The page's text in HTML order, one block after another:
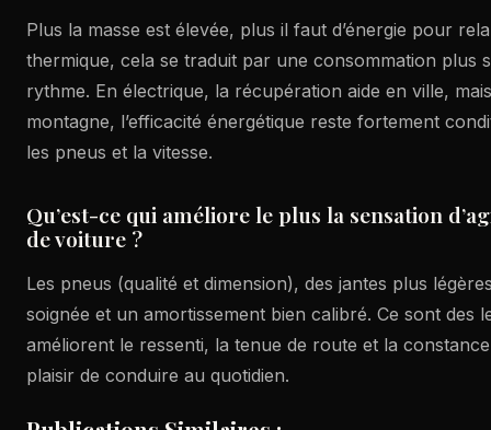
Plus la masse est élevée, plus il faut d’énergie pour
thermique, cela se traduit par une consommation plus
rythme. En électrique, la récupération aide en ville,
montagne, l’efficacité énergétique reste fortement
les pneus et la vitesse.
Qu’est-ce qui améliore le plus la sensation
de voiture ?
Les pneus (qualité et dimension), des jantes plus
soignée et un amortissement bien calibré. Ce sont des
améliorent le ressenti, la tenue de route et la
plaisir de conduire au quotidien.